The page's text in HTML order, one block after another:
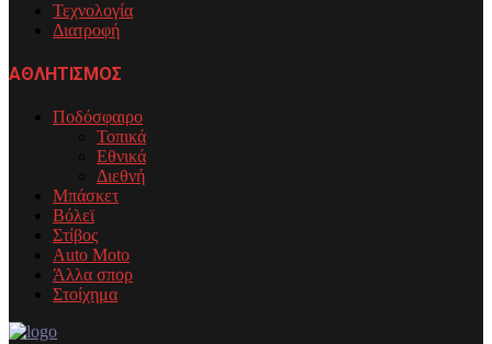
Τεχνολογία
Διατροφή
ΑΘΛΗΤΙΣΜΟΣ
Ποδόσφαιρο
Τοπικά
Εθνικά
Διεθνή
Μπάσκετ
Βόλεϊ
Στίβος
Auto Moto
Άλλα σπορ
Στοίχημα